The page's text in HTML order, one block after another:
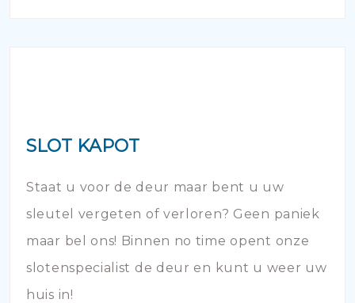
SLOT KAPOT
Staat u voor de deur maar bent u uw
sleutel vergeten of verloren? Geen paniek
maar bel ons! Binnen no time opent onze
slotenspecialist de deur en kunt u weer uw
huis in!